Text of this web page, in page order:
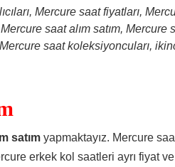
Mercure saat fiyatları,
saat alım satım, Mercure
saat koleksiyoncuları,
satım yapmaktayız. Mercure
erkek kol saatleri ayrı fiyat ve